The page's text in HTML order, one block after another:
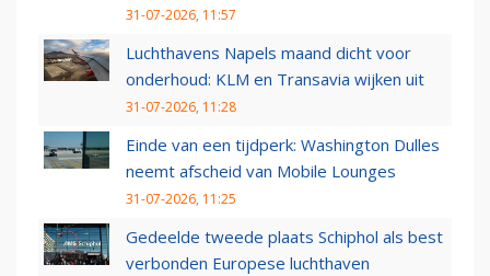
31-07-2026, 11:57
Luchthavens Napels maand dicht voor
onderhoud: KLM en Transavia wijken uit
31-07-2026, 11:28
Einde van een tijdperk: Washington Dulles
neemt afscheid van Mobile Lounges
31-07-2026, 11:25
Gedeelde tweede plaats Schiphol als best
verbonden Europese luchthaven